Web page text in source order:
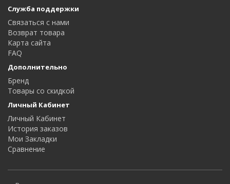
Служба поддержки
Связаться с нами
Возврат товара
Карта сайта
FAQ
Дополнительно
Бренд
Товары со скидкой
Личный Кабинет
Личный Кабинет
История заказов
Мои Закладки
Сравнение